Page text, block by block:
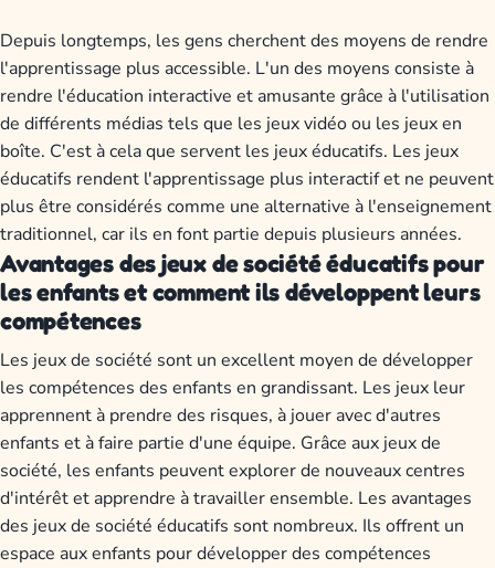
Depuis longtemps, les gens cherchent des moyens de rendre
l'apprentissage plus accessible. L'un des moyens consiste à
rendre l'éducation interactive et amusante grâce à l'utilisation
de différents médias tels que les jeux vidéo ou les jeux en
boîte. C'est à cela que servent les jeux éducatifs. Les jeux
éducatifs rendent l'apprentissage plus interactif et ne peuvent
plus être considérés comme une alternative à l'enseignement
traditionnel, car ils en font partie depuis plusieurs années.
Avantages des jeux de société éducatifs pour
les enfants et comment ils développent leurs
compétences
Les jeux de société sont un excellent moyen de développer
les compétences des enfants en grandissant. Les jeux leur
apprennent à prendre des risques, à jouer avec d'autres
enfants et à faire partie d'une équipe. Grâce aux jeux de
société, les enfants peuvent explorer de nouveaux centres
d'intérêt et apprendre à travailler ensemble. Les avantages
des jeux de société éducatifs sont nombreux. Ils offrent un
espace aux enfants pour développer des compétences